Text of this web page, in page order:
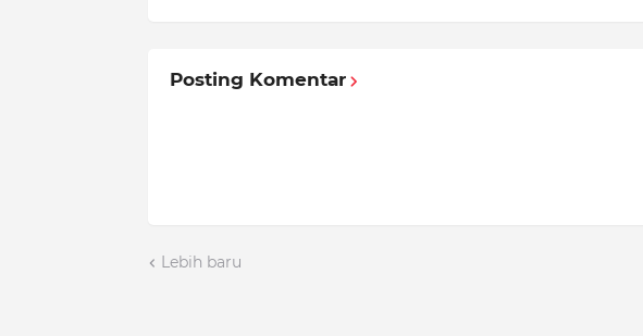
Posting Komentar
Lebih baru